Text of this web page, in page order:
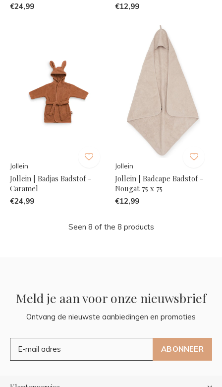
€24,99 €12,99
Jollein
Jollein | Badjas Badstof -
Caramel
€24,99
Jollein
Jollein | Badcape Badstof -
Nougat 75 x 75
€12,99
Seen 8 of the 8 products
Meld je aan voor onze nieuwsbrief
Ontvang de nieuwste aanbiedingen en promoties
ABONNEER